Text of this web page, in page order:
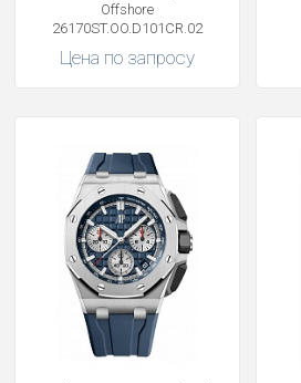
Offshore
26170ST.OO.D101CR.02
Цена по запросу